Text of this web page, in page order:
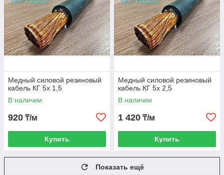
Медный силовой резиновый
кабель КГ 5х 1,5
В наличии
920 ₸/м
Купить
Медный силовой резиновый
кабель КГ 5х 2,5
В наличии
1 420 ₸/м
Купить
Показать ещё